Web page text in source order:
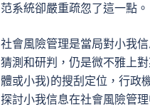
范系統卻嚴重疏忽了這一點。
社會風險管理是當局對小我
猜測和研判，仍是微不雅上
體或小我)的搜刮定位，行政
探討小我信息在社會風險管